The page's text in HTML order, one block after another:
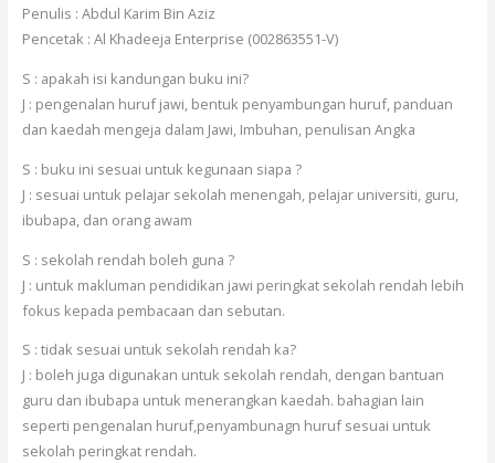
Penulis : Abdul Karim Bin Aziz
Pencetak : Al Khadeeja Enterprise (002863551-V)
S : apakah isi kandungan buku ini?
J : pengenalan huruf jawi, bentuk penyambungan huruf, panduan
dan kaedah mengeja dalam Jawi, Imbuhan, penulisan Angka
S : buku ini sesuai untuk kegunaan siapa ?
J : sesuai untuk pelajar sekolah menengah, pelajar universiti, guru,
ibubapa, dan orang awam
S : sekolah rendah boleh guna ?
J : untuk makluman pendidikan jawi peringkat sekolah rendah lebih
fokus kepada pembacaan dan sebutan.
S : tidak sesuai untuk sekolah rendah ka?
J : boleh juga digunakan untuk sekolah rendah, dengan bantuan
guru dan ibubapa untuk menerangkan kaedah. bahagian lain
seperti pengenalan huruf,penyambunagn huruf sesuai untuk
sekolah peringkat rendah.